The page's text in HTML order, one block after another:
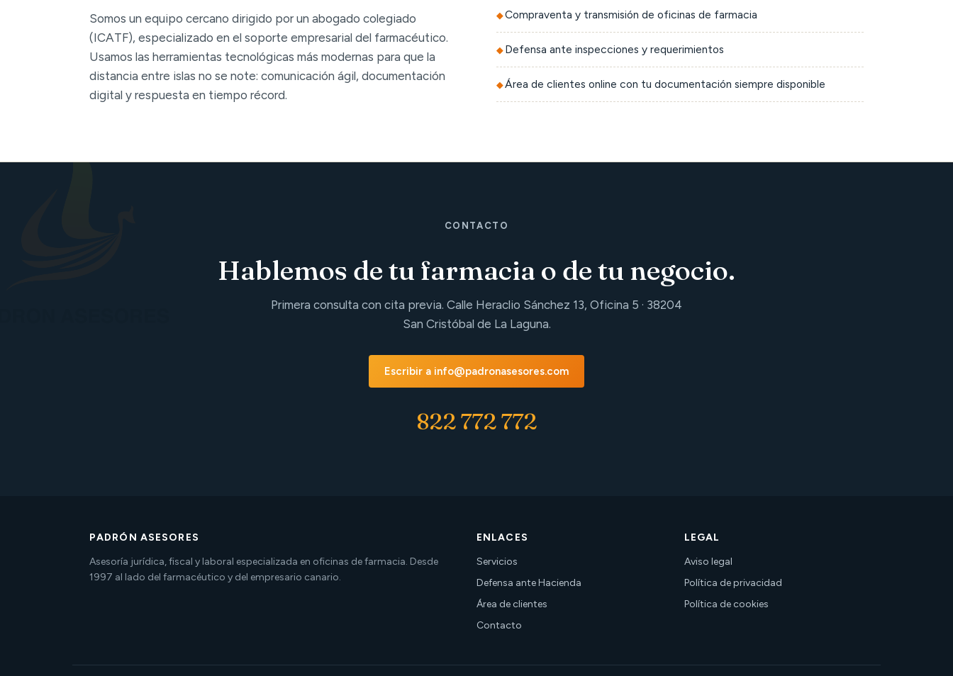
Somos un equipo cercano dirigido por un abogado colegiado
(ICATF), especializado en el soporte empresarial del farmacéutico.
Usamos las herramientas tecnológicas más modernas para que la
distancia entre islas no se note: comunicación ágil, documentación
digital y respuesta en tiempo récord.
Compraventa y transmisión de oficinas de farmacia
Defensa ante inspecciones y requerimientos
Área de clientes online con tu documentación siempre disponible
CONTACTO
Hablemos de tu farmacia o de tu negocio.
Primera consulta con cita previa. Calle Heraclio Sánchez 13, Oficina 5 · 38204
San Cristóbal de La Laguna.
Escribir a info@padronasesores.com
822 772 772
PADRÓN ASESORES
Asesoría jurídica, fiscal y laboral especializada en oficinas de farmacia. Desde
1997 al lado del farmacéutico y del empresario canario.
ENLACES
Servicios
Defensa ante Hacienda
Área de clientes
Contacto
LEGAL
Aviso legal
Política de privacidad
Política de cookies